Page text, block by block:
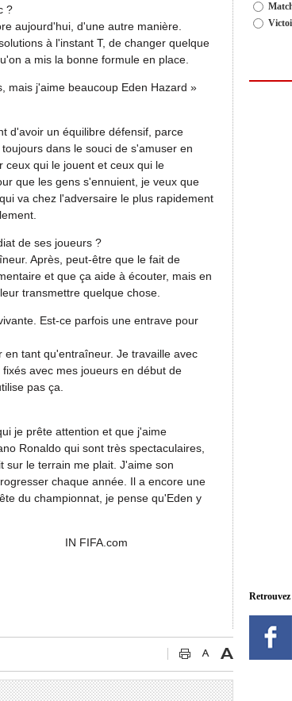
?
aujourd'hui, d'une autre manière.
à l'instant T, de changer quelque
a mis la bonne formule en place.
mais j'aime beaucoup Eden Hazard »
d'avoir un équilibre défensif, parce
dans le souci de s'amuser en
ceux qui le jouent et ceux qui le
que les gens s'ennuient, je veux que
va chez l'adversaire le plus rapidement
de ses joueurs ?
Après, peut-être que le fait de
et que ça aide à écouter, mais en
transmettre quelque chose.
Est-ce parfois une entrave pour
tant qu'entraîneur. Je travaille avec
avec mes joueurs en début de
pas ça.
je prête attention et que j'aime
Ronaldo qui sont très spectaculaires,
sur le terrain me plait. J'aime son
chaque année. Il a encore une
du championnat, je pense qu'Eden y